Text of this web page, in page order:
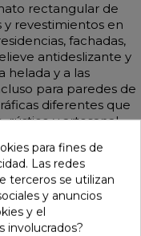
rectangular de
y revestimientos en
fachadas,
antideslizante y
helada y a las
para paredes de
diferentes que
y artesanal,
interesar
para fines de
Las redes
terceros se utilizan
y anuncios
y el
involucrados?